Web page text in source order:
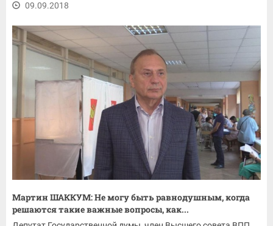
09.09.2018
Мартин ШАККУМ: Не могу быть равнодушным, когда
решаются такие важные вопросы, как...